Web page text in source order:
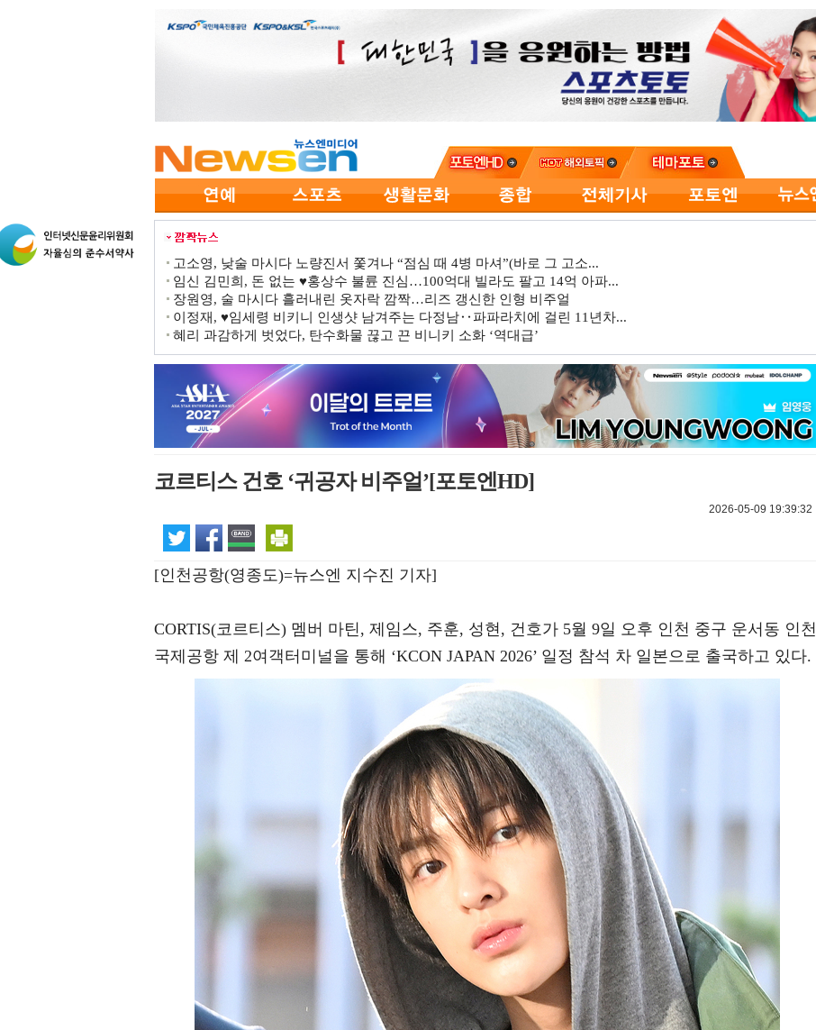
고소영, 낮술 마시다 노량진서 쫓겨나 “점심 때 4병 마셔”(바로 그 고소...
임신 김민희, 돈 없는 ♥홍상수 불륜 진심…100억대 빌라도 팔고 14억 아파...
장원영, 술 마시다 흘러내린 옷자락 깜짝…리즈 갱신한 인형 비주얼
이정재, ♥임세령 비키니 인생샷 남겨주는 다정남‥파파라치에 걸린 11년차...
혜리 과감하게 벗었다, 탄수화물 끊고 끈 비니키 소화 ‘역대급’
코르티스 건호 ‘귀공자 비주얼’[포토엔HD]
2026-05-09 19:39:32
[인천공항(영종도)=뉴스엔 지수진 기자]
CORTIS(코르티스) 멤버 마틴, 제임스, 주훈, 성현, 건호가 5월 9일 오후 인천 중구 운서동 인천
국제공항 제 2여객터미널을 통해 ‘KCON JAPAN 2026’ 일정 참석 차 일본으로 출국하고 있다.